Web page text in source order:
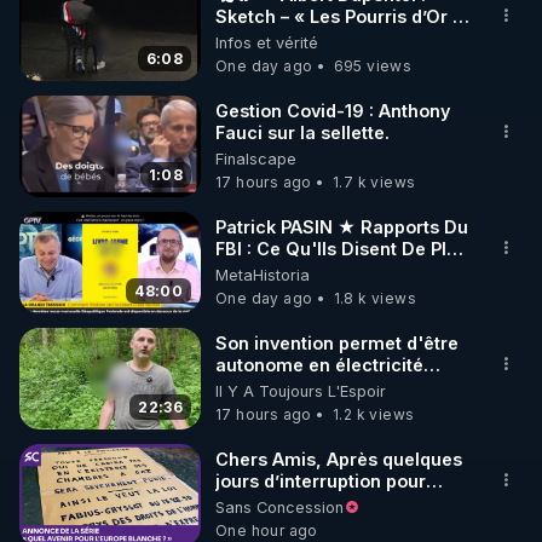
🌱 INSTAGRAM
https://www.instagram.com/rdlr_thierrycasasnovas/
http://rgnr.li/instagram
🌱 LA NEWSLETTER
Pour ne pas rater l’actualité RGNR (stages,
http://rgnr.li/news
🌱 VIDÉOS NON CENSURÉES SUR ODYSEE
Toutes les vidéos Youtube sont aussi sur la
http://rgnr.li/odysee
🌱 LES STAGES EN PRÉSENTIEL
http://rgnr.li/stages
6:08
Sketch – « Les Pourris d’Or »
🏆💰**
Infos et vérité
One day ago
695 views
1:08
Gestion Covid-19 : Anthony
Fauci sur la sellette.
Finalscape
17 hours ago
1.7 k views
48:00
Patrick PASIN ★ Rapports Du
FBI : Ce Qu'Ils Disent De Plus
Grave Sur Hitler
MetaHistoria
One day ago
1.8 k views
22:36
Son invention permet d'être
autonome en électricité
avec un simple ruisseau
Il Y A Toujours L'Espoir
17 hours ago
1.2 k views
Chers Amis, Après quelques
jours d’interruption pour
clarifier ma position
concernant le nombre de
Sans Concession
One hour ago